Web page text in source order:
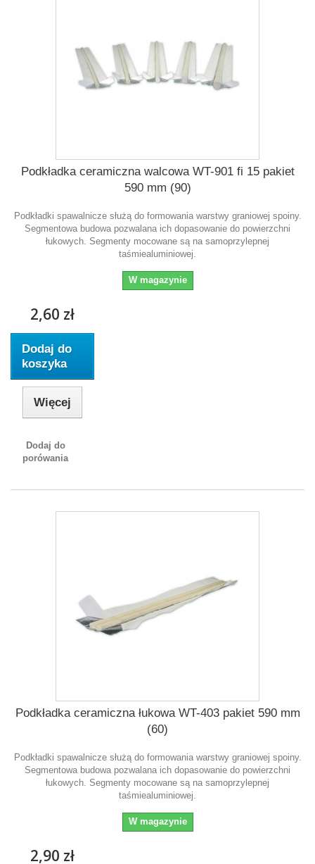
Podkładka ceramiczna walcowa WT-901 fi 15 pakiet
590 mm (90)
Podkładki spawalnicze służą do formowania warstwy graniowej spoiny.
Segmentowa budowa pozwalana ich dopasowanie do powierzchni
łukowych. Segmenty mocowane są na samoprzylepnej
taśmiealuminiowej.
W magazynie
2,60 zł
Dodaj do
koszyka
Więcej
Dodaj do
porówania
Podkładka ceramiczna łukowa WT-403 pakiet 590 mm
(60)
Podkładki spawalnicze służą do formowania warstwy graniowej spoiny.
Segmentowa budowa pozwalana ich dopasowanie do powierzchni
łukowych. Segmenty mocowane są na samoprzylepnej
taśmiealuminiowej.
W magazynie
2,90 zł